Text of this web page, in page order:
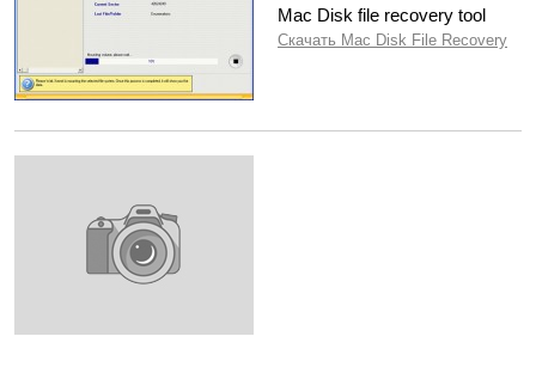
Mac Disk file recovery tool
Скачать Mac Disk File Recovery